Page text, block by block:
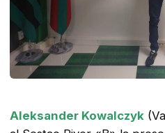
Aleksander Kowalczyk